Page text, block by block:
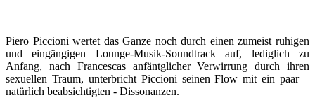
Piero Piccioni wertet das Ganze noch durch einen zumeist ruhigen
und eingängigen Lounge-Musik-Soundtrack auf, lediglich zu
Anfang, nach Francescas anfäntglicher Verwirrung durch ihren
sexuellen Traum, unterbricht Piccioni seinen Flow mit ein paar –
natürlich beabsichtigten - Dissonanzen.